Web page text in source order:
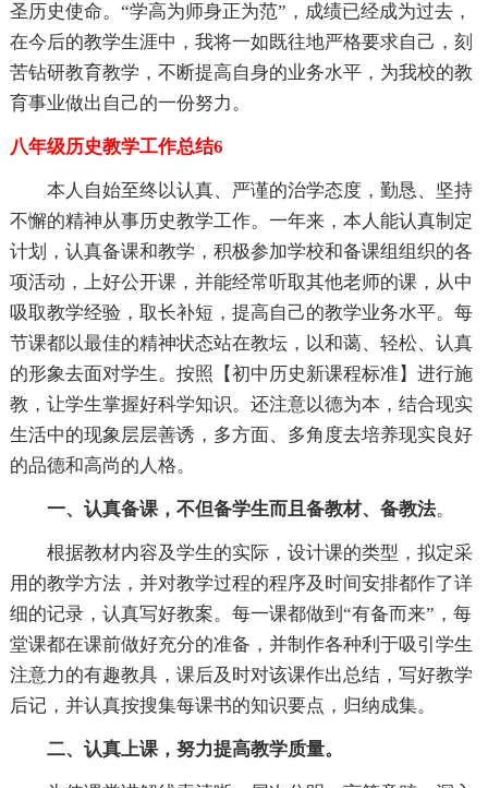
圣历史使命。“学高为师身正为范”，成绩已经成为过去，
在今后的教学生涯中，我将一如既往地严格要求自己，刻
苦钻研教育教学，不断提高自身的业务水平，为我校的教
育事业做出自己的一份努力。
八年级历史教学工作总结6
本人自始至终以认真、严谨的治学态度，勤恳、坚持
不懈的精神从事历史教学工作。一年来，本人能认真制定
计划，认真备课和教学，积极参加学校和备课组组织的各
项活动，上好公开课，并能经常听取其他老师的课，从中
吸取教学经验，取长补短，提高自己的教学业务水平。每
节课都以最佳的精神状态站在教坛，以和蔼、轻松、认真
的形象去面对学生。按照【初中历史新课程标准】进行施
教，让学生掌握好科学知识。还注意以德为本，结合现实
生活中的现象层层善诱，多方面、多角度去培养现实良好
的品德和高尚的人格。
一、认真备课，不但备学生而且备教材、备教法。
根据教材内容及学生的实际，设计课的类型，拟定采
用的教学方法，并对教学过程的程序及时间安排都作了详
细的记录，认真写好教案。每一课都做到“有备而来”，每
堂课都在课前做好充分的准备，并制作各种利于吸引学生
注意力的有趣教具，课后及时对该课作出总结，写好教学
后记，并认真按搜集每课书的知识要点，归纳成集。
二、认真上课，努力提高教学质量。